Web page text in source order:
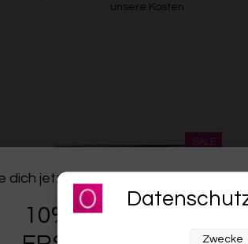
unsere Kosten.
Zwecke
dich jetzt für unseren Newsletter an
10% RABATT AUF